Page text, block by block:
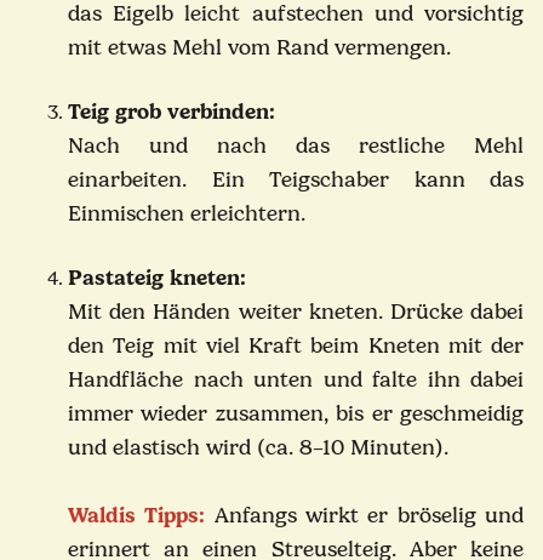
das Eigelb leicht aufstechen und vorsichtig
mit etwas Mehl vom Rand vermengen.
Teig grob verbinden:
Nach und nach das restliche Mehl
einarbeiten. Ein Teigschaber kann das
Einmischen erleichtern.
Pastateig kneten:
Mit den Händen weiter kneten. Drücke dabei
den Teig mit viel Kraft beim Kneten mit der
Handfläche nach unten und falte ihn dabei
immer wieder zusammen, bis er geschmeidig
und elastisch wird (ca. 8–10 Minuten).
Waldis Tipps: Anfangs wirkt er bröselig und
erinnert an einen Streuselteig. Aber keine